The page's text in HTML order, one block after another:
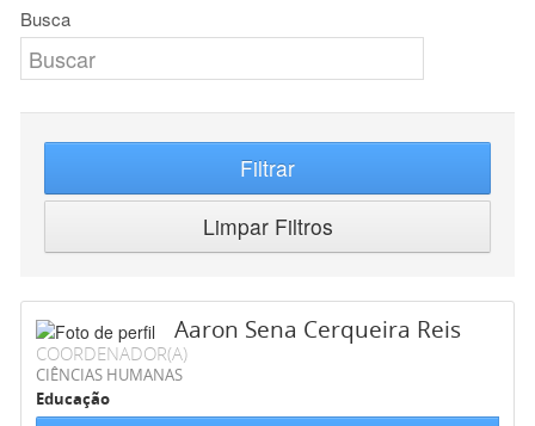
Busca
Filtrar
Limpar Filtros
Aaron Sena Cerqueira Reis
COORDENADOR(A)
CIÊNCIAS HUMANAS
Educação